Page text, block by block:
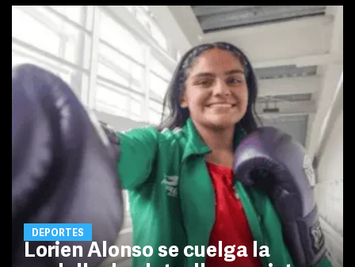
DEPORTES
Lorien Alonso se cuelga la